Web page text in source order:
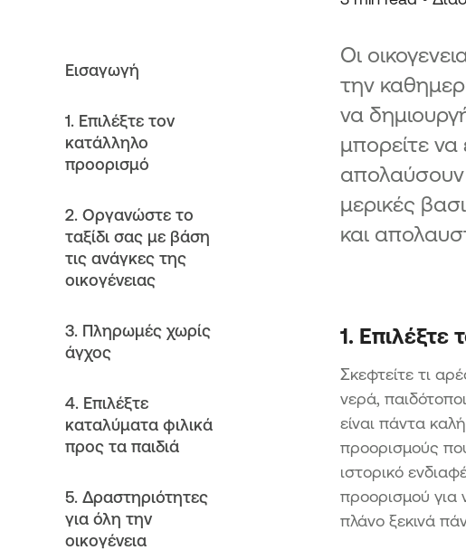
Εισαγωγή
1. Επιλέξτε τον
κατάλληλο
προορισμό
2. Οργανώστε το
ταξίδι σας με βάση
τις ανάγκες της
οικογένειας
3. Πληρωμές χωρίς
άγχος
4. Επιλέξτε
καταλύματα φιλικά
προς τα παιδιά
5. Δραστηριότητες
για όλη την
οικογένεια
Οι
την
να
μπορείτε να
απολαύσουν
μερικές
και
1. Επιλέξτε
Σκεφτείτε τι
νερά,
είναι πάντα
προορισμούς
ιστορικό
προορισμού για
πλάνο ξεκινά